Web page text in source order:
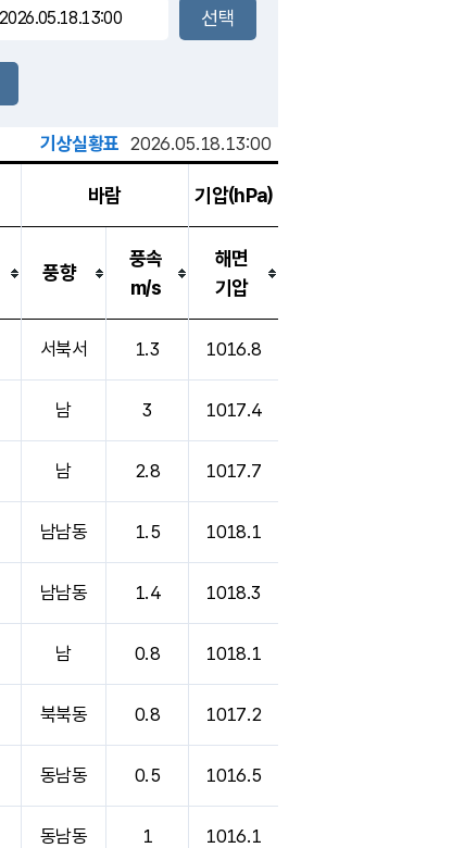
장호원
기상실황표 2026.05.18.13:00
바람 기압(hPa)
풍향
풍속
m/s
해면
기압
서북서 1.3 1016.8
남 3 1017.4
남 2.8 1017.7
남남동 1.5 1018.1
남남동 1.4 1018.3
남 0.8 1018.1
북북동 0.8 1017.2
동남동 0.5 1016.5
동남동 1 1016.1